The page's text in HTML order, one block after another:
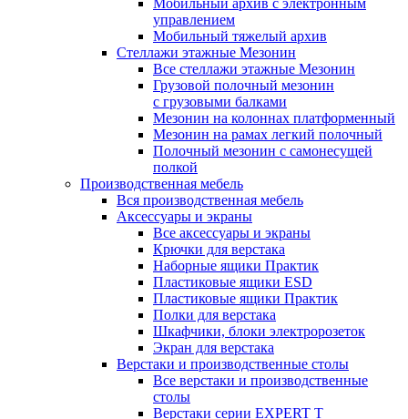
Мобильный архив с электронным
управлением
Мобильный тяжелый архив
Стеллажи этажные Мезонин
Все стеллажи этажные Мезонин
Грузовой полочный мезонин
с грузовыми балками
Мезонин на колоннах платформенный
Мезонин на рамах легкий полочный
Полочный мезонин с самонесущей
полкой
Производственная мебель
Вся производственная мебель
Аксессуары и экраны
Все аксессуары и экраны
Крючки для верстака
Наборные ящики Практик
Пластиковые ящики ESD
Пластиковые ящики Практик
Полки для верстака
Шкафчики, блоки электророзеток
Экран для верстака
Верстаки и производственные столы
Все верстаки и производственные
столы
Верстаки серии EXPERT T